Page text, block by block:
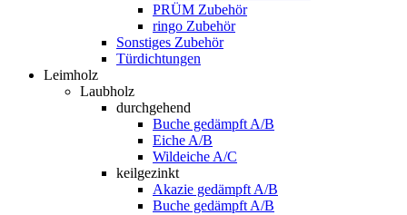
PRÜM Zubehör
ringo Zubehör
Sonstiges Zubehör
Türdichtungen
Leimholz
Laubholz
durchgehend
Buche gedämpft A/B
Eiche A/B
Wildeiche A/C
keilgezinkt
Akazie gedämpft A/B
Buche gedämpft A/B